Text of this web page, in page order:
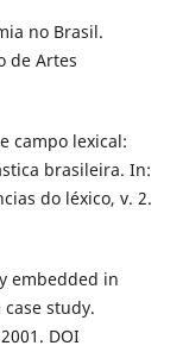
no Brasil.
de Artes
campo lexical:
brasileira. In:
do léxico, v. 2.
embedded in
study.
DOI